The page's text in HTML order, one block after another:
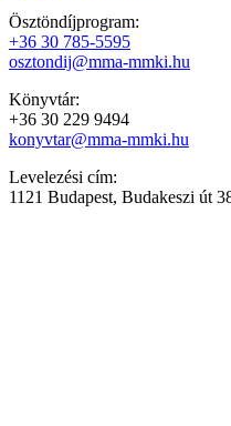
Ösztöndíjprogram:
+36 30 785-5595
osztondij@mma-mmki.hu
Könyvtár:
+36 30 229 9494
konyvtar@mma-mmki.hu
Levelezési cím:
1121 Budapest, Budakeszi út